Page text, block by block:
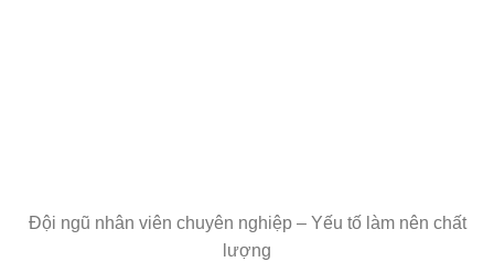
Đội ngũ nhân viên chuyên nghiệp – Yếu tố làm nên chất
lượng